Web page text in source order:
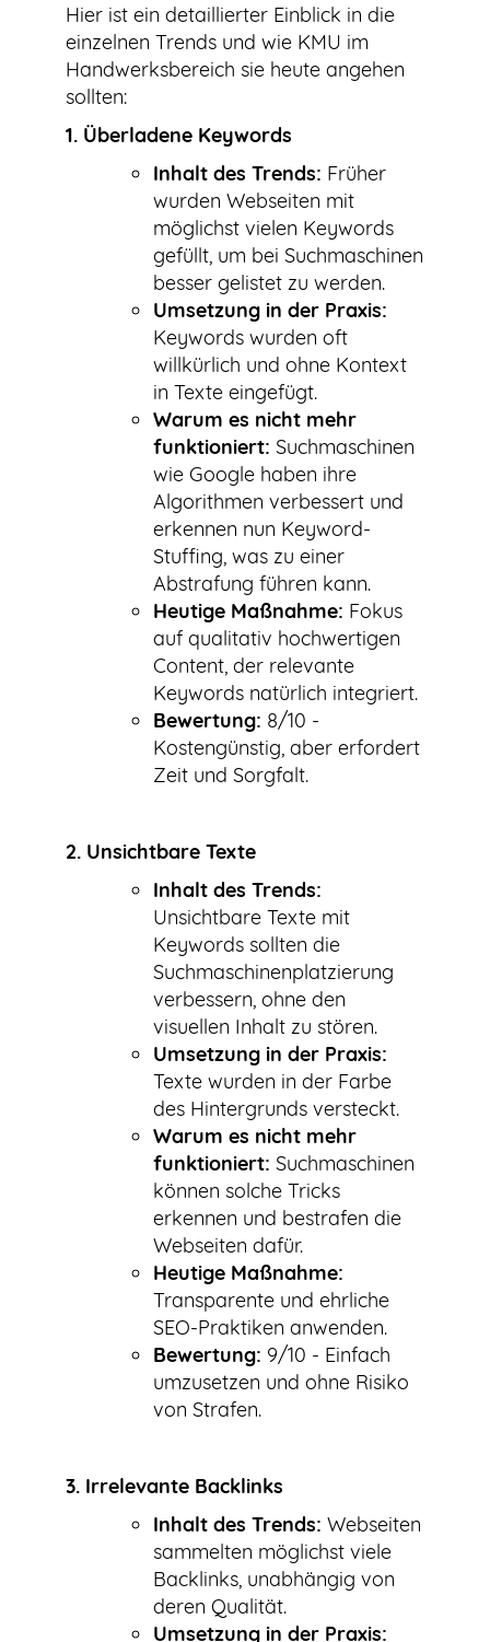
Hier ist ein detaillierter Einblick in die
einzelnen Trends und wie KMU im
Handwerksbereich sie heute angehen
sollten:
1. Überladene Keywords
Inhalt des Trends: Früher
wurden Webseiten mit
möglichst vielen Keywords
gefüllt, um bei Suchmaschinen
besser gelistet zu werden.
Umsetzung in der Praxis:
Keywords wurden oft
willkürlich und ohne Kontext
in Texte eingefügt.
Warum es nicht mehr
funktioniert: Suchmaschinen
wie Google haben ihre
Algorithmen verbessert und
erkennen nun Keyword-
Stuffing, was zu einer
Abstrafung führen kann.
Heutige Maßnahme: Fokus
auf qualitativ hochwertigen
Content, der relevante
Keywords natürlich integriert.
Bewertung: 8/10 -
Kostengünstig, aber erfordert
Zeit und Sorgfalt.
2. Unsichtbare Texte
Inhalt des Trends:
Unsichtbare Texte mit
Keywords sollten die
Suchmaschinenplatzierung
verbessern, ohne den
visuellen Inhalt zu stören.
Umsetzung in der Praxis:
Texte wurden in der Farbe
des Hintergrunds versteckt.
Warum es nicht mehr
funktioniert: Suchmaschinen
können solche Tricks
erkennen und bestrafen die
Webseiten dafür.
Heutige Maßnahme:
Transparente und ehrliche
SEO-Praktiken anwenden.
Bewertung: 9/10 - Einfach
umzusetzen und ohne Risiko
von Strafen.
3. Irrelevante Backlinks
Inhalt des Trends: Webseiten
sammelten möglichst viele
Backlinks, unabhängig von
deren Qualität.
Umsetzung in der Praxis: